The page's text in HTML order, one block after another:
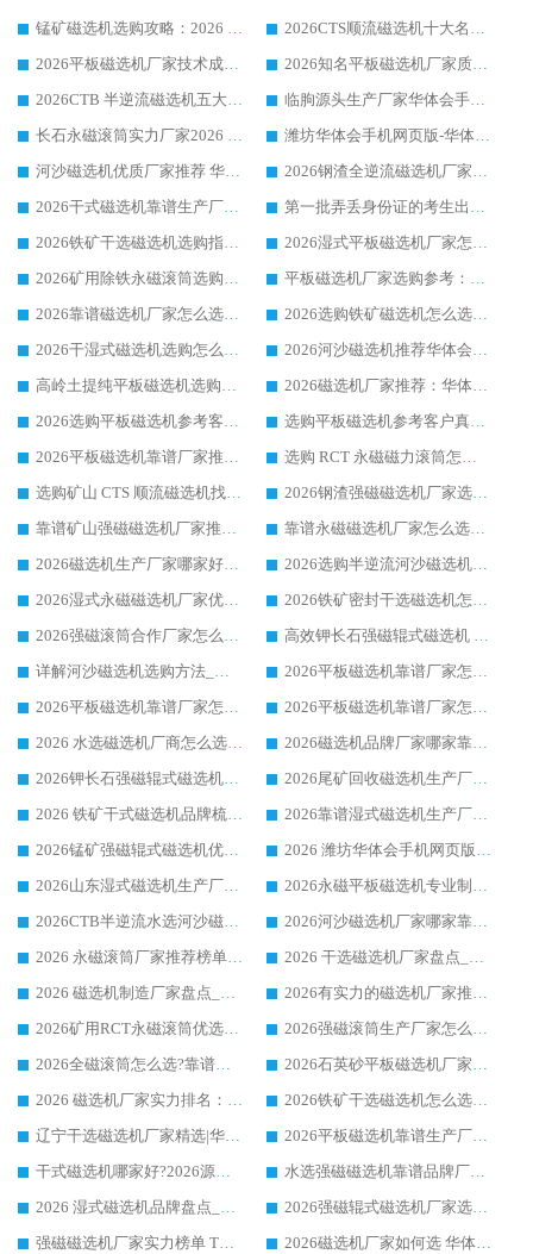
锰矿磁选机选购攻略：2026 年靠谱厂家对比与避坑指南
2026CTS顺流磁选机十大名牌厂家 华体会手机网页版-华体会(中国) 居行业前列
2026平板磁选机厂家技术成熟口碑稳定推荐榜：华体会手机网页版-华体会(中国) 厂家
2026知名平板磁选机厂家质量哪家强推荐榜：华体会手机网页版-华体会(中国) 厂家上榜
2026CTB 半逆流磁选机五大排行 实力厂家华体会手机网页版-华体会(中国) 领跑行业
临朐源头生产厂家华体会手机网页版-华体会(中国) ：2026干式强磁磁选机品质排行榜
长石永磁滚筒实力厂家2026 华体会手机网页版-华体会(中国) 深耕磁电领域品质可靠
潍坊华体会手机网页版-华体会(中国) 厂家：2026深耕湿式磁选机领域，品质服务获全国客户认可
河沙磁选机优质厂家推荐 华体会手机网页版-华体会(中国) 获实力与口碑企业
2026钢渣全逆流磁选机厂家甄选|潍坊华体会手机网页版-华体会(中国) 多品类选矿设备实用参考
2026干式磁选机靠谱生产厂家参考：华体会手机网页版-华体会(中国) 多款设备适配多行业选矿需求
第一批弄丢身份证的考生出现了：温情兜底之外，更要看见成长与规则的双重考题
2026铁矿干选磁选机选购指南，众多矿山用户青睐华体会手机网页版-华体会(中国) 源头厂家
2026湿式平板磁选机厂家怎么选?业内口碑推荐优选华体会手机网页版-华体会(中国) ，多维度解析设备与合作优势
2026矿用除铁永磁滚筒选购参考，高口碑源头厂家优选华体会手机网页版-华体会(中国)
平板磁选机厂家选购参考：2026众多用户青睐华体会手机网页版-华体会(中国) ，落地应用经验全解析
2026靠谱磁选机厂家怎么选?综合实测，众多客户青睐华体会手机网页版-华体会(中国) 设备
2026选购铁矿磁选机怎么选?综合口碑出众的华体会手机网页版-华体会(中国) 值得矿山用户参考
2026干湿式磁选机选购怎么选?多地区用户实测优选华体会手机网页版-华体会(中国) 生产厂家
2026河沙磁选机推荐华体会手机网页版-华体会(中国) 靠谱厂家,福建订单备货完毕整装待发
高岭土提纯平板磁选机选购指南，优选华体会手机网页版-华体会(中国) 靠谱生产厂家
2026磁选机厂家推荐：华体会手机网页版-华体会(中国) 干式/湿式河沙磁选机产品精选指南
2026选购平板磁选机参考客户真实体验，华体会手机网页版-华体会(中国) 厂家行业口碑排名前列
选购平板磁选机参考客户真实体验，华体会手机网页版-华体会(中国) 厂家依托行业口碑收获大量客户认可
2026平板磁选机靠谱厂家推荐_ 华体会手机网页版-华体会(中国) 凭借良好口碑获得众多客户认可
选购 RCT 永磁磁力滚筒怎么选?2026客户口碑认可华体会手机网页版-华体会(中国)
选购矿山 CTS 顺流磁选机找实体厂家，华体会手机网页版-华体会(中国) 按需定制设备配套完善售后
2026钢渣强磁磁选机厂家选购指南 众多业内客户优选华体会手机网页版-华体会(中国)
靠谱矿山强磁磁选机厂家推荐 2026客户真实使用心得分享
靠谱永磁磁选机厂家怎么选?福建客户真实体验分享华体会手机网页版-华体会(中国) 品牌
2026磁选机生产厂家哪家好?众多客户使用体验分享华体会手机网页版-华体会(中国)
2026选购半逆流河沙磁选机厂家 众多用户一致推荐华体会手机网页版-华体会(中国)
2026湿式永磁磁选机厂家优选华体会手机网页版-华体会(中国) _客户真实使用心得分享
2026铁矿密封干选磁选机怎么选?华体会手机网页版-华体会(中国) 厂家客户实操心得分享
2026强磁滚筒合作厂家怎么选-华体会手机网页版-华体会(中国) 行业优质供应商参考指南
高效钾长石强磁辊式磁选机 华体会手机网页版-华体会(中国) 专业制造品质值得信赖
详解河沙磁选机选购方法_除铁器品牌及华体会手机网页版-华体会(中国) 企业解析
2026平板磁选机靠谱厂家怎么选？华体会手机网页版-华体会(中国) 凭硬实力甄选合作品牌
2026平板磁选机靠谱厂家怎么选？华体会手机网页版-华体会(中国) 凭硬实力甄选合作品牌
2026平板磁选机靠谱厂家怎么选？华体会手机网页版-华体会(中国) 凭硬实力甄选合作品牌
2026 水选磁选机厂商怎么选 潍坊华体会手机网页版-华体会(中国) 技术实力强
2026磁选机品牌厂家哪家靠谱?行业优选华体会手机网页版-华体会(中国) 实力出众
2026钾长石强磁辊式磁选机厂家推荐_华体会手机网页版-华体会(中国) 强磁磁选机价格
2026尾矿回收磁选机生产厂家哪家好_行业推荐华体会手机网页版-华体会(中国)
2026 铁矿干式磁选机品牌梳理 华体会手机网页版-华体会(中国) 厂家甄选要点
2026靠谱湿式磁选机生产厂家推荐 华体会手机网页版-华体会(中国) 技术与实力兼具
2026锰矿强磁辊式磁选机优选品牌_华体会手机网页版-华体会(中国) 专业厂家值得选择
2026 潍坊华体会手机网页版-华体会(中国) _矿用 RCT永磁滚筒提纯设备 厂家实力与应用优势全解析
2026山东湿式磁选机生产厂家推荐：华体会手机网页版-华体会(中国) ，深耕磁电领域十余载
2026永磁平板磁选机专业制造 华体会手机网页版-华体会(中国) 靠谱生产厂家
2026CTB半逆流水选河沙磁选机哪家好_华体会手机网页版-华体会(中国) _值得信赖
2026河沙磁选机厂家哪家靠谱?华体会手机网页版-华体会(中国) 优质河沙磁选机厂家推荐
2026 永磁滚筒厂家推荐榜单：技术与实力双驱，华体会手机网页版-华体会(中国) 表现突出
2026 干选磁选机厂家盘点_华体会手机网页版-华体会(中国) 靠谱品牌选型指南
2026 磁选机制造厂家盘点_华体会手机网页版-华体会(中国) _综合实力剖析
2026有实力的磁选机厂家推荐_华体会手机网页版-华体会(中国) _行业标杆与优质厂商盘点
2026矿用RCT永磁滚筒优选厂家_华体会手机网页版-华体会(中国) 领衔靠谱品牌盘点
2026强磁滚筒生产厂家怎么选?行业口碑推荐华体会手机网页版-华体会(中国)
2026全磁滚筒怎么选?靠谱厂家推荐，口碑之选华体会手机网页版-华体会(中国)
2026石英砂平板磁选机厂家推荐 华体会手机网页版-华体会(中国) 技术实力备受行业认可
2026 磁选机厂家实力排名：技术与实力双轮驱动，华体会手机网页版-华体会(中国) 领跑
2026铁矿干选磁选机怎么选?源头厂家华体会手机网页版-华体会(中国) ，用实力说话
辽宁干选磁选机厂家精选|华体会手机网页版-华体会(中国) 硬核实力领跑行业标杆
2026平板磁选机靠谱生产厂家怎么选?行业标杆华体会手机网页版-华体会(中国) ，凭硬实力脱颖而出
干式磁选机哪家好?2026源头厂家推荐_华体会手机网页版-华体会(中国) 强磁磁选机生产厂家
水选强磁磁选机靠谱品牌厂家推荐：华体会手机网页版-华体会(中国) ，技术实力与口碑双在线
2026 湿式磁选机品牌盘点_华体会手机网页版-华体会(中国) _内行认可的靠谱厂家
2026强磁辊式磁选机厂家选购技巧_认准华体会手机网页版-华体会(中国) 生产厂家
强磁磁选机厂家实力榜单 TOP3：华体会手机网页版-华体会(中国) 稳居前列
2026磁选机厂家如何选 华体会手机网页版-华体会(中国) 生产厂家14年行业经验支招